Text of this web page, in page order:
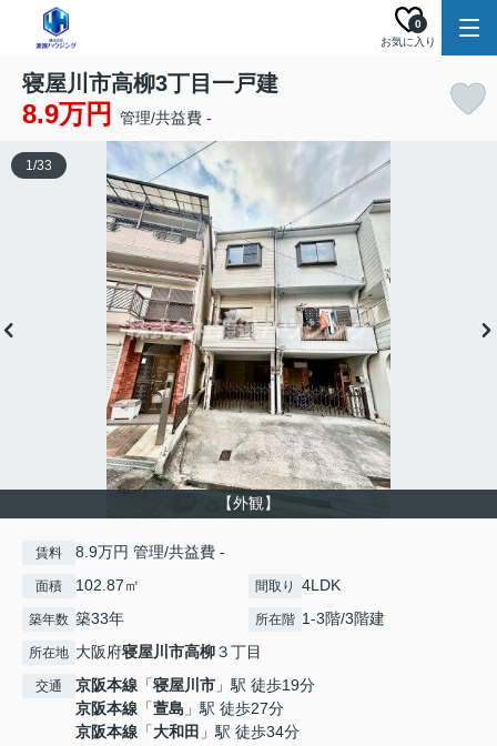
お気に入り
0
寝屋川市高柳3丁目一戸建
8.9万円 管理/共益費 -
【外観】
1/33
賃料 8.9万円 管理/共益費 -
面積 102.87㎡ 間取り 4LDK
築年数 築33年 所在階 1-3階/3階建
所在地 大阪府寝屋川市高柳３丁目
交通 京阪本線 「寝屋川市 」駅 徒歩19分
京阪本線 「萱島 」駅 徒歩27分
京阪本線 「大和田 」駅 徒歩34分